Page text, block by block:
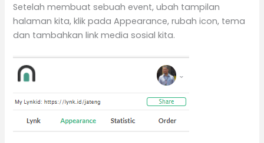
Setelah membuat sebuah event, ubah tampilan
halaman kita, klik pada Appearance, rubah icon, tema
dan tambahkan link media sosial kita.